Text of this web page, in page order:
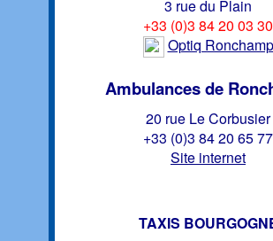
3 rue du Plain
+33 (0)3 84 20 03 30
Optiq Ronchamp
Ambulances de
20 rue Le Corbusier
+33 (0)3 84 20 65 77
Site internet
TAXIS